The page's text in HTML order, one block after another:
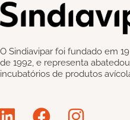
O Sindiavipar foi fundado em
de 1992, e representa
incubatórios de produtos